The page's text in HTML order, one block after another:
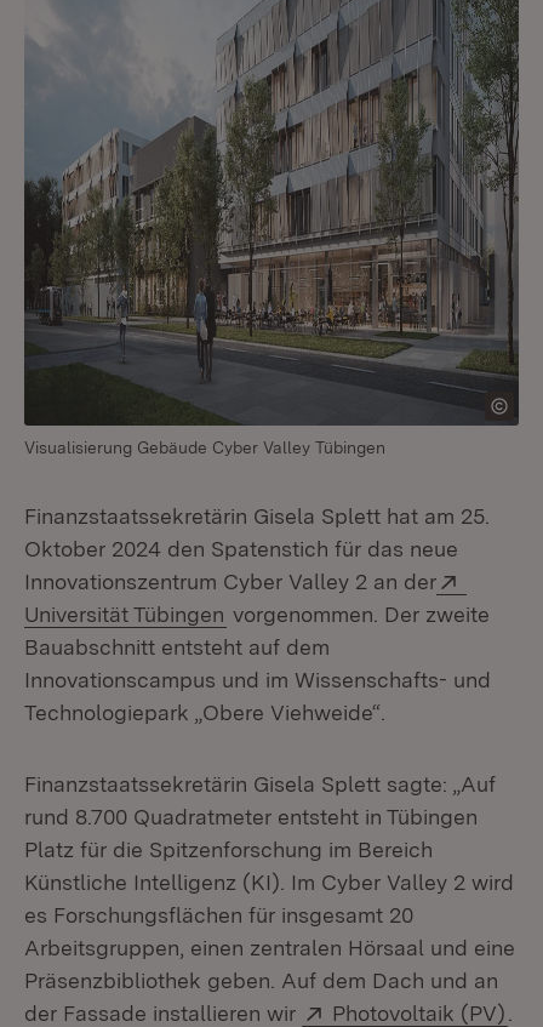
Visualisierung Gebäude Cyber Valley Tübingen
Finanzstaatssekretärin Gisela Splett hat am 25.
Oktober 2024 den Spatenstich für das neue
Innovationszentrum Cyber Valley 2 an der
Universität Tübingen (Öffnet in neuem Fenster)
vorgenommen. Der zweite
Bauabschnitt entsteht auf dem
Innovationscampus und im Wissenschafts- und
Technologiepark „Obere Viehweide“.
Finanzstaatssekretärin Gisela Splett sagte: „Auf
rund 8.700 Quadratmeter entsteht in Tübingen
Platz für die Spitzenforschung im Bereich
Künstliche Intelligenz (KI). Im Cyber Valley 2 wird
es Forschungsflächen für insgesamt 20
Arbeitsgruppen, einen zentralen Hörsaal und eine
Präsenzbibliothek geben. Auf dem Dach und an
der Fassade installieren wir
Extern:
Photovoltaik (PV)